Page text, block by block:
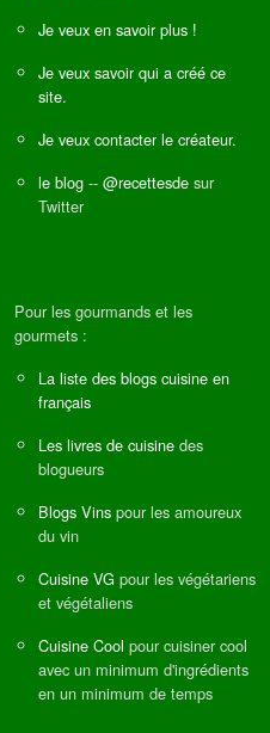
Je veux en savoir plus !
Je veux savoir qui a créé ce
site.
Je veux contacter le créateur.
le blog -- @recettesde sur
Twitter
Pour les gourmands et les
gourmets :
La liste des blogs cuisine en
français
Les livres de cuisine des
blogueurs
Blogs Vins pour les amoureux
du vin
Cuisine VG pour les végétariens
et végétaliens
Cuisine Cool pour cuisiner cool
avec un minimum d'ingrédients
en un minimum de temps